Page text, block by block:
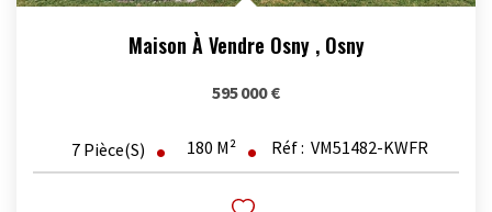
Maison À Vendre Osny , Osny
595 000 €
7 Pièce(s) 180 M² Réf : VM51482-KWFR